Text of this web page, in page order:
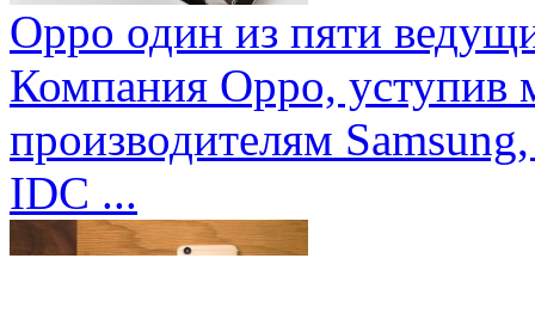
Oppo один из пяти
Компания Oppo, уступив
производителям
IDC ...